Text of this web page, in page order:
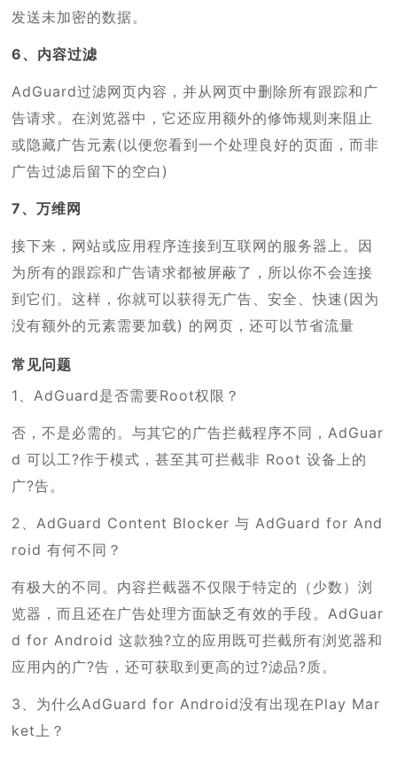
发送未加密的数据。
6、内容过滤
AdGuard过滤网页内容，并从网页中删除所有跟踪和广
告请求。在浏览器中，它还应用额外的修饰规则来阻止
或隐藏广告元素(以便您看到一个处理良好的页面，而非
广告过滤后留下的空白)
7、万维网
接下来，网站或应用程序连接到互联网的服务器上。因
为所有的跟踪和广告请求都被屏蔽了，所以你不会连接
到它们。这样，你就可以获得无广告、安全、快速(因为
没有额外的元素需要加载) 的网页，还可以节省流量
常见问题
1、AdGuard是否需要Root权限？
否，不是必需的。与其它的广告拦截程序不同，AdGuar
d 可以工?作于模式，甚至其可拦截非 Root 设备上的
广?告。
2、AdGuard Content Blocker 与 AdGuard for And
roid 有何不同？
有极大的不同。内容拦截器不仅限于特定的（少数）浏
览器，而且还在广告处理方面缺乏有效的手段。AdGuar
d for Android 这款独?立的应用既可拦截所有浏览器和
应用内的广?告，还可获取到更高的过?滤品?质。
3、为什么AdGuard for Android没有出现在Play Mar
ket上？